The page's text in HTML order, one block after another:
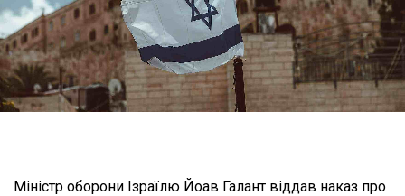
Міністр оборони Ізраїлю Йоав Галант віддав наказ про